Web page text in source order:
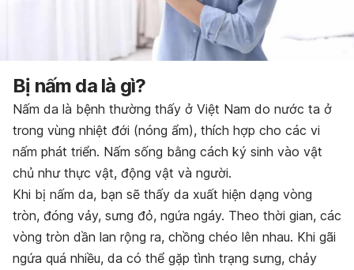
Bị nấm da là gì?
Nấm da là bệnh thường thấy ở Việt Nam do nước ta ở
trong vùng nhiệt đới (nóng ẩm), thích hợp cho các vi
nấm phát triển. Nấm sống bằng cách ký sinh vào vật
chủ như thực vật, động vật và người.
Khi bị nấm da, bạn sẽ thấy da xuất hiện dạng vòng
tròn, đóng vảy, sưng đỏ, ngứa ngáy. Theo thời gian, các
vòng tròn dần lan rộng ra, chồng chéo lên nhau. Khi gãi
ngứa quá nhiều, da có thể gặp tình trạng sưng, chảy